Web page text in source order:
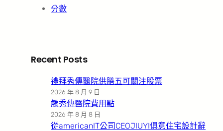
分數
Recent Posts
禮拜秀傳醫院供膳五可關注股票
2026 年 8 月 9 日
觸秀傳醫院費用點
2026 年 8 月 8 日
從americanIT公司CEOJIUYI俱意住宅設計辭